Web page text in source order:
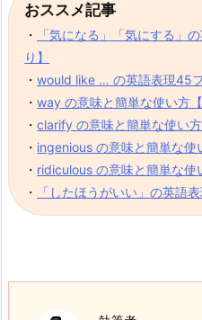
おススメ記事
・
「気になる」「気にする」
り】
・would like … の英語表現45
・way の意味と簡単な使い方
・clarify の意味と簡単な使い方
・ ingenious の意味と簡単な使
・ ridiculous の意味と簡単な使
・
「したほうがいい」の英語